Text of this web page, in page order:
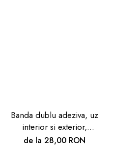
Banda dublu adeziva, uz
interior si exterior,
transparenta, 30M
de la 28,00 RON